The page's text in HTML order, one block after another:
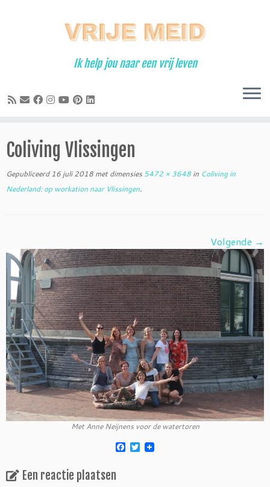
Ik help jou naar een vrij leven
Coliving Vlissingen
Gepubliceerd 16 juli 2018 met dimensies 5472 × 3648 in Coliving in
Nederland: op workation naar Vlissingen.
Volgende →
Met Anne Neijnens voor de watertoren
F T
w
Een reactie plaatsen